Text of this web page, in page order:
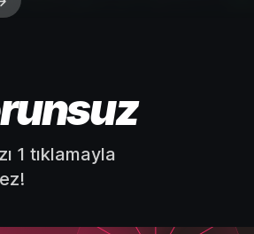
1 tıklamayla